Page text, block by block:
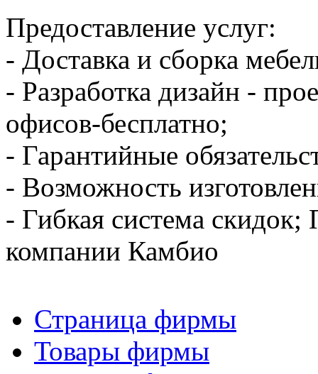
Предоставление услуг:
- Доставка и сборка
- Разработка дизайн -
офисов-бесплатно;
- Гарантийные
- Возможность
- Гибкая система скидок;
компании Камбио
Страница фирмы
Товары фирмы